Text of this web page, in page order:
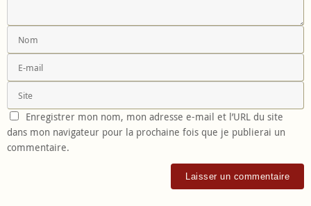
Enregistrer mon nom, mon adresse e-mail et l’URL du site
dans mon navigateur pour la prochaine fois que je publierai un
commentaire.